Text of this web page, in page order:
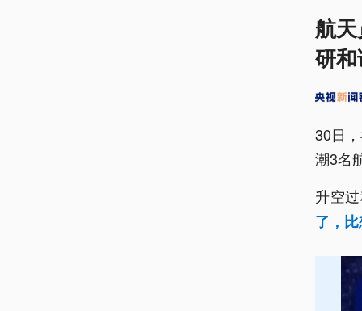
航
研
30日
潮3名
升空
了，